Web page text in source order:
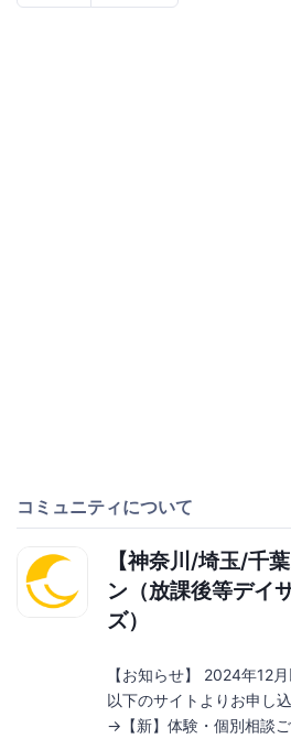
コミュニティについて
【神奈川/埼玉/千
ン（放課後等デイ
ズ）
【お知らせ】 2024年12
以下のサイトよりお申し
→【新】体験・個別相談ご